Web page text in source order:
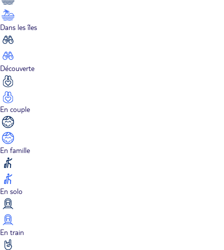
Dans les îles
Découverte
En couple
En famille
En solo
En train